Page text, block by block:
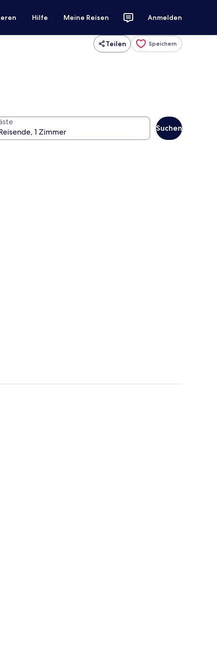
Hilfe Meine Reisen Anmelden
Teilen Speichern
Suchen